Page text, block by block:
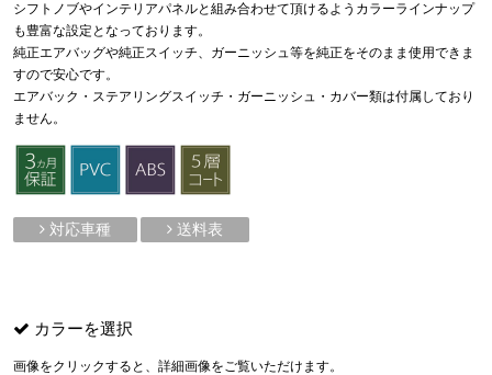
シフトノブやインテリアパネルと組み合わせて頂けるようカラーラインナップ
も豊富な設定となっております。
純正エアバッグや純正スイッチ、ガーニッシュ等を純正をそのまま使用できま
すので安心です。
エアバック・ステアリングスイッチ・ガーニッシュ・カバー類は付属しており
ません。
対応車種 送料表
カラーを選択
画像をクリックすると、詳細画像をご覧いただけます。